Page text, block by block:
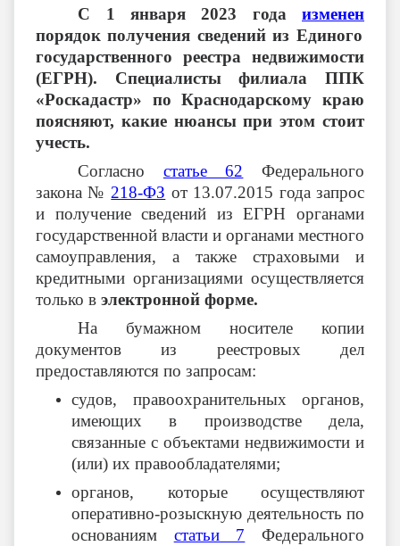
С 1 января 2023 года изменен
порядок получения сведений из Единого
государственного реестра недвижимости
(ЕГРН). Специалисты филиала ППК
«Роскадастр» по Краснодарскому краю
поясняют, какие нюансы при этом стоит
учесть.
Согласно статье 62 Федерального
закона № 218-ФЗ от 13.07.2015 года запрос
и получение сведений из ЕГРН органами
государственной власти и органами местного
самоуправления, а также страховыми и
кредитными организациями осуществляется
только в электронной форме.
На бумажном носителе копии
документов из реестровых дел
предоставляются по запросам:
судов, правоохранительных органов,
имеющих в производстве дела,
связанные с объектами недвижимости и
(или) их правообладателями;
органов, которые осуществляют
оперативно-розыскную деятельность по
основаниям статьи 7 Федерального